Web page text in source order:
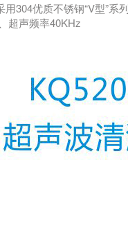
304优质不锈钢“V型”
超声频率40KHz